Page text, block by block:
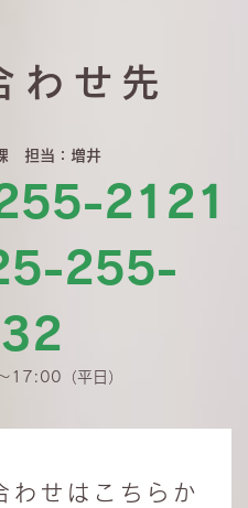
わせ先
担当：増井
2121
255-
17:00（平日）
わせはこちらか